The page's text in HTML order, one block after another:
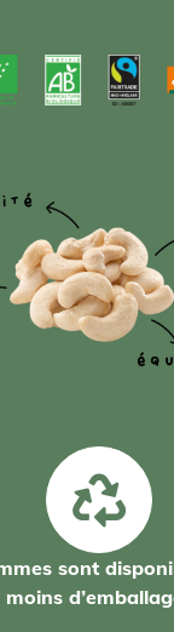
sont
moins